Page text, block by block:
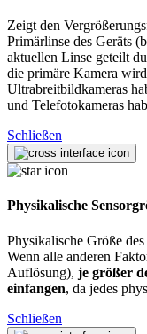
Zeigt den
Primärlinse des Geräts
aktuellen Linse geteilt
die primäre Kamera
Ultrabreitbildkameras
und Telefotokameras
Schließen
Physikalische
Physikalische Größe
Wenn alle anderen
Auflösung), je größer
einfangen, da jedes
Schließen